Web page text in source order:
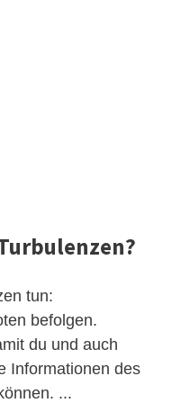
tun:
befolgen.
du und auch
Informationen des
...